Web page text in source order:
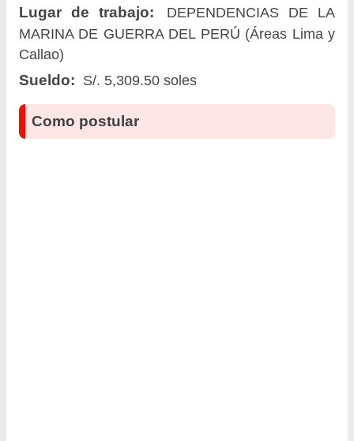
Lugar de trabajo:
DEPENDENCIAS DE LA
MARINA DE GUERRA DEL PERÚ (Áreas Lima y
Callao)
Sueldo: S/. 5,309.50 soles
Como postular